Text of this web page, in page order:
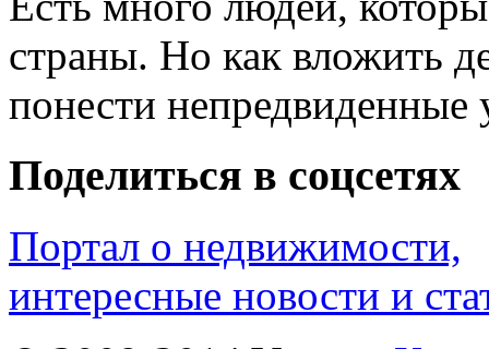
страны. Но как вложить
понести
Поделиться в соцсетях
Портал о недвижимости,
интересные новости и